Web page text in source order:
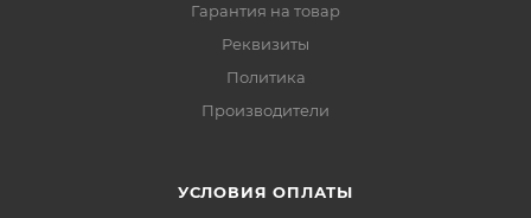
Гарантия на товар
Реквизиты
Политика
Производители
УСЛОВИЯ ОПЛАТЫ